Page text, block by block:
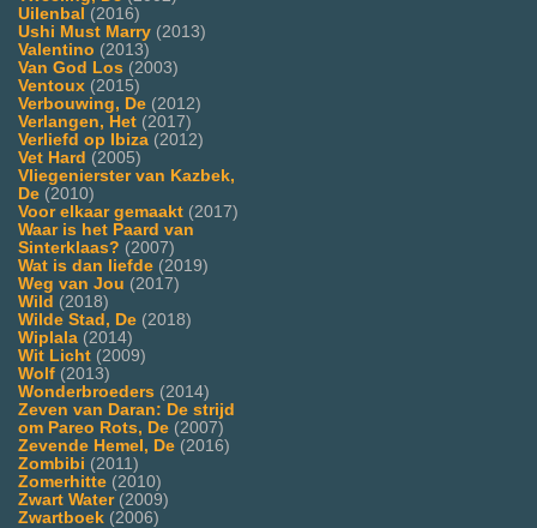
Uilenbal (2016)
Ushi Must Marry (2013)
Valentino (2013)
Van God Los (2003)
Ventoux (2015)
Verbouwing, De (2012)
Verlangen, Het (2017)
Verliefd op Ibiza (2012)
Vet Hard (2005)
Vliegenierster van Kazbek,
De (2010)
Voor elkaar gemaakt (2017)
Waar is het Paard van
Sinterklaas? (2007)
Wat is dan liefde (2019)
Weg van Jou (2017)
Wild (2018)
Wilde Stad, De (2018)
Wiplala (2014)
Wit Licht (2009)
Wolf (2013)
Wonderbroeders (2014)
Zeven van Daran: De strijd
om Pareo Rots, De (2007)
Zevende Hemel, De (2016)
Zombibi (2011)
Zomerhitte (2010)
Zwart Water(2009)
Zwartboek (2006)